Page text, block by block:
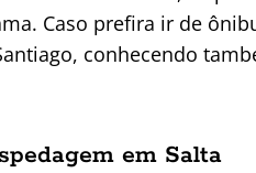
Caso prefira ir de
conhecendo
em Salta